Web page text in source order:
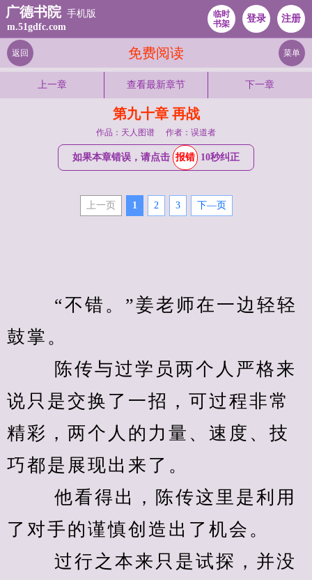
广德书院 手机版
m.51gdfc.com
临时
书架
登录 注册
免费阅读
返回 菜单
上一章 查看最新章节 下一章
第九十章 再战
作品：天人图谱 作者：误道者
如果本章错误，请点击 报错 10秒纠正
上一页 1 2 3 下—页
“不错。”姜老师在一边轻轻
鼓掌。
陈传与过学员两个人严格来
说只是交换了一招，可过程非常
精彩，两个人的力量、速度、技
巧都是展现出来了。
他看得出，陈传这里是利用
了对手的谨慎创造出了机会。
过行之本来只是试探，并没